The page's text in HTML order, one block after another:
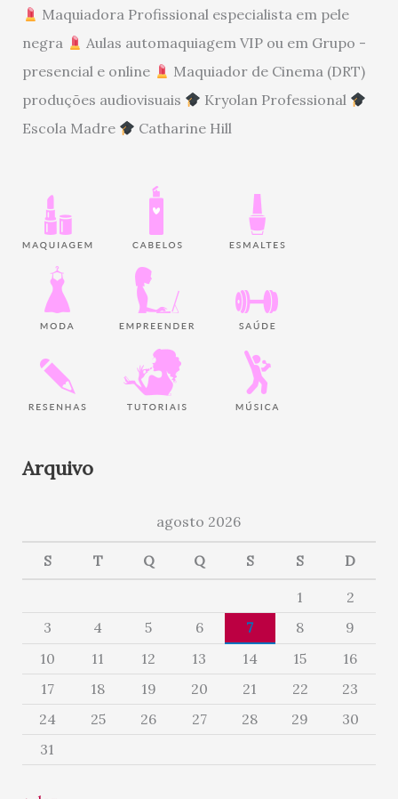
Maquiadora Profissional especialista em pele
negra
Aulas automaquiagem VIP ou em Grupo -
presencial e online
Maquiador de Cinema (DRT)
produções audiovisuais
Kryolan Professional
Escola Madre
Catharine Hill
Arquivo
agosto 2026
S T Q Q S S D
1
2
3
4 5 6 7 8
9
10
11 12 13 14 15
16
17
18 19 20 21 22
23
24
25 26 27 28 29
30
31